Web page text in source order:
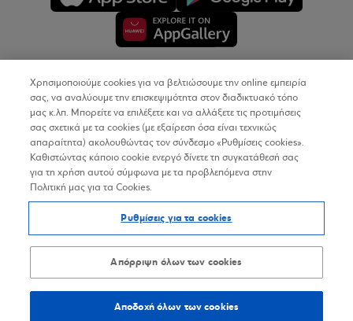
Copyright © 2026
Όροι Χρήσης
Προσωπικά Δεδομένα στον Διαδικτυακό Τόπο
Δήλωση Προσβασιμότητας
Sitemap
Χρησιμοποιούμε cookies για να βελτιώσουμε την online εμπειρία
σας, να αναλύουμε την επισκεψιμότητα στον διαδικτυακό τόπο
μας κ.λπ. Μπορείτε να επιλέξετε και να αλλάξετε τις προτιμήσεις
σας σχετικά με τα cookies (με εξαίρεση όσα είναι τεχνικώς
απαραίτητα) ακολουθώντας τον σύνδεσμο «Ρυθμίσεις cookies».
Καθιστώντας κάποιο cookie ενεργό δίνετε τη συγκατάθεσή σας
για τη χρήση αυτού σύμφωνα με τα προβλεπόμενα στην
Πολιτική μας για τα Cookies.
Ρυθμίσεις για τα cookies
Απόρριψη όλων των cookies
Αποδοχή όλων των cookies